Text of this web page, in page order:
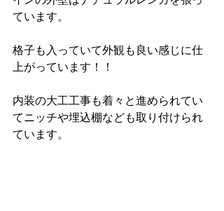
ています。
格子も入っていて外観も良い感じに仕
上がっています！！
内装の大工工事も着々と進められてい
てニッチや埋込棚なども取り付けられ
ています。